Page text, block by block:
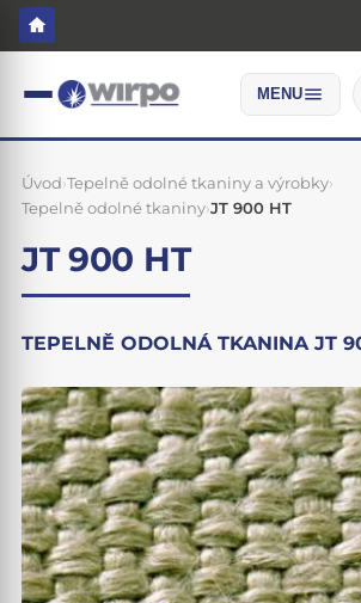
MENU
Úvod›Tepelně odolné tkaniny a výrobky›
Tepelně odolné tkaniny›JT 900 HT
JT 900 HT
TEPELNĚ ODOLNÁ TKANINA JT